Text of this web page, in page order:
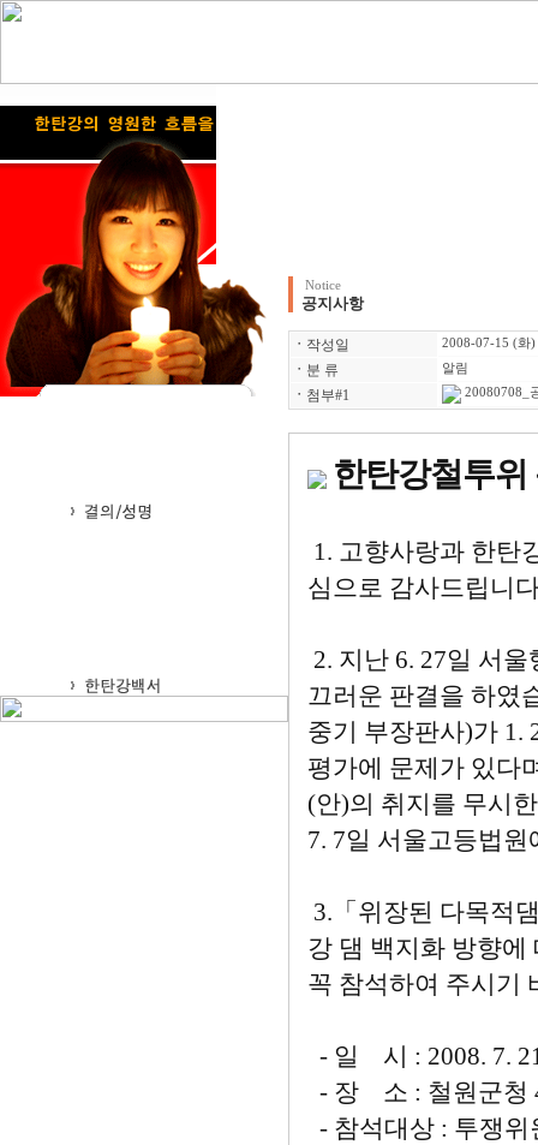
Notice
공지사항
ㆍ 작성일 2008-07-15 (화)
ㆍ 분 류 알림
ㆍ 첨부#1 20080708_
한탄강철투위
1. 고향사랑과 한탄
심으로 감사드립니
2. 지난 6. 27일 서
끄러운 판결을 하였
중기 부장판사)가 1.
평가에 문제가 있다
(안)의 취지를 무시
7. 7일 서울고등법
3.「위장된 다목적
강 댐 백지화 방향
꼭 참석하여 주시기
- 일 시 : 2008. 7.
- 장 소 : 철원군청
- 참석대상 : 투쟁